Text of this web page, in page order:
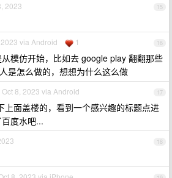
15
2023
16
via Android 1
模仿开始，比如去 google play 翻翻那些
是怎么做的，想想为什么这么做
17
Oct 8, 2023 via Android
上面盖楼的，看到一个感兴趣的标题点进
度水吧...
18